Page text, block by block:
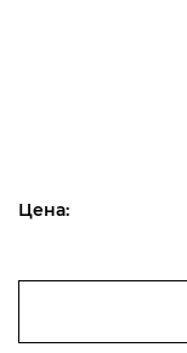
Цена: